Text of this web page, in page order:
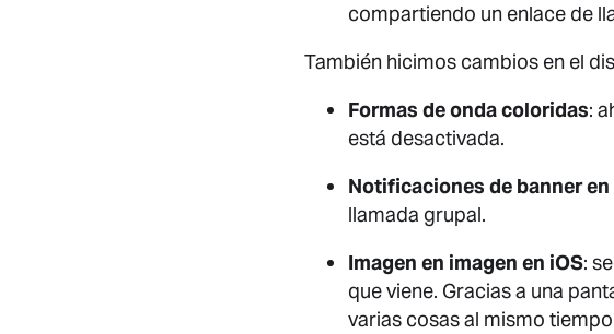
compartiendo un enlace de
También hicimos cambios en el
Formas de onda coloridas:
está desactivada.
Notificaciones de banner en
llamada grupal.
Imagen en imagen en iOS:
que viene. Gracias a una
varias cosas al mismo